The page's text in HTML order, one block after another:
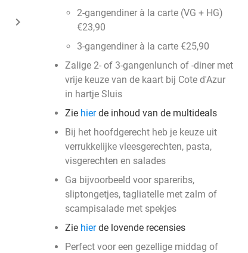
keyboard_arrow_right
2-gangendiner à la carte (VG + HG)
€23,90
3-gangendiner à la carte €25,90
Zalige 2- of 3-gangenlunch of -diner met
vrije keuze van de kaart bij Cote d'Azur
in hartje Sluis
Zie hierde inhoud van de multideals
Bij het hoofdgerecht heb je keuze uit
verrukkelijke vleesgerechten, pasta,
visgerechten en salades
Ga bijvoorbeeld voor spareribs,
sliptongetjes, tagliatelle met zalm of
scampisalade met spekjes
Zie hierde lovende recensies
Perfect voor een gezellige middag of